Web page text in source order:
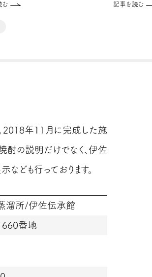
む 記事を読む
2018年11月に完成した施
の説明だけでなく、伊佐
ども行っております。
溜所/伊佐伝承館
番地